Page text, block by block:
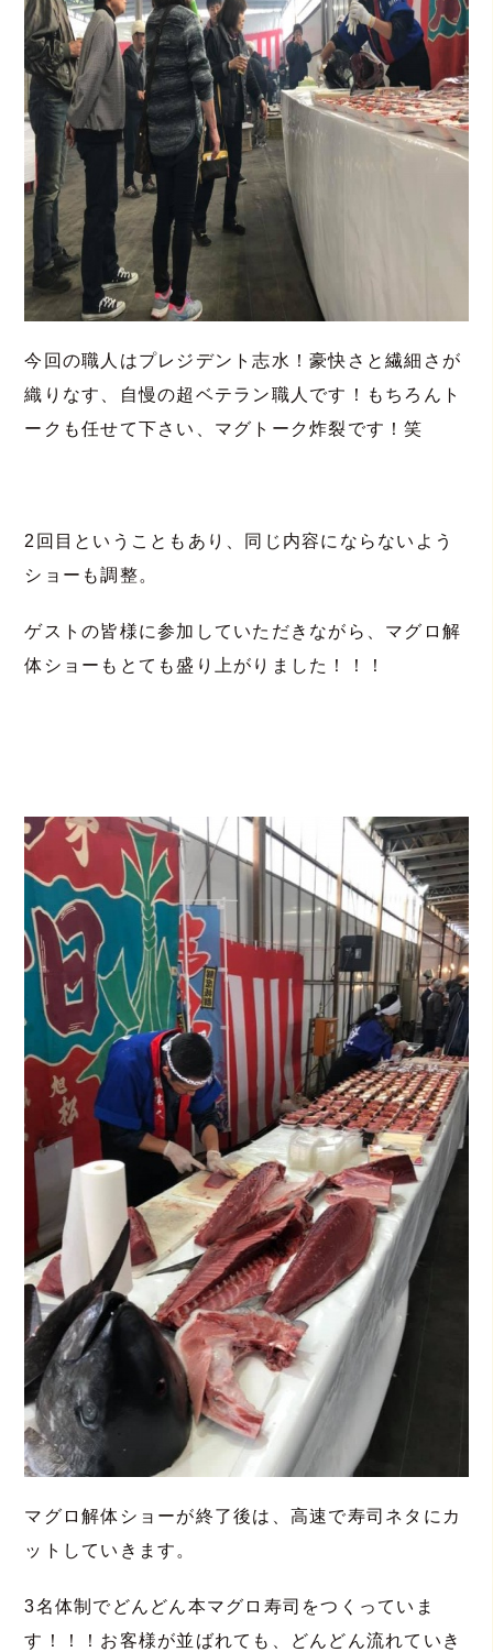
今回の職人はプレジデント志水！豪快さと繊細さが
織りなす、自慢の超ベテラン職人です！もちろんト
ークも任せて下さい、マグトーク炸裂です！笑
2回目ということもあり、同じ内容にならないよう
ショーも調整。
ゲストの皆様に参加していただきながら、マグロ解
体ショーもとても盛り上がりました！！！
マグロ解体ショーが終了後は、高速で寿司ネタにカ
ットしていきます。
3名体制でどんどん本マグロ寿司をつくっていま
す！！！お客様が並ばれても、どんどん流れていき